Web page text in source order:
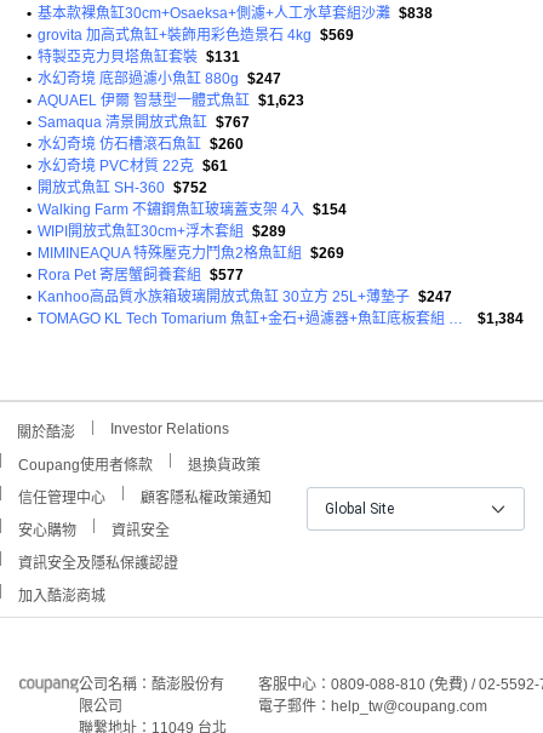
• 基本款裸魚缸30cm+Osaeksa+側濾+人工水草套組沙灘 $838
• grovita 加高式魚缸+裝飾用彩色造景石 4kg $569
• 特製亞克力貝塔魚缸套裝 $131
• 水幻奇境 底部過濾小魚缸 880g $247
• AQUAEL 伊爾 智慧型一體式魚缸 $1,623
• Samaqua 清景開放式魚缸 $767
• 水幻奇境 仿石槽滾石魚缸 $260
• 水幻奇境 PVC材質 22克 $61
• 開放式魚缸 SH-360 $752
• Walking Farm 不鏽鋼魚缸玻璃蓋支架 4入 $154
• WIPI開放式魚缸30cm+浮木套組
$289
• MIMINEAQUA 特殊壓克力鬥魚2格魚缸組
$269
• Rora Pet 寄居蟹飼養套組
$577
• Kanhoo高品質水族箱玻璃開放式魚缸 30立方 25L+薄墊子 $247
•
TOMAGO KL Tech Tomarium 魚缸+金石+過濾器+魚缸底板套組 VIEW30 $1,384
關於酷澎 Investor Relations
Coupang使用者條款
退換貨政策
信任管理中心
顧客隱私權政策通知
安心購物
資訊安全
資訊安全及隱私保護認證
加入酷澎商城
Global Site
公司名稱：酷澎股份有
限公司
聯繫地址：11049 台北
客服中心：0809-088-810 (免費) / 02-
電子郵件：help_tw@coupang.com